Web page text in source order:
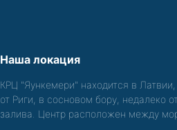
Наша локация
КРЦ "Яункемери" находится в
от Риги, в сосновом бору, недалеко
залива. Центр расположен между